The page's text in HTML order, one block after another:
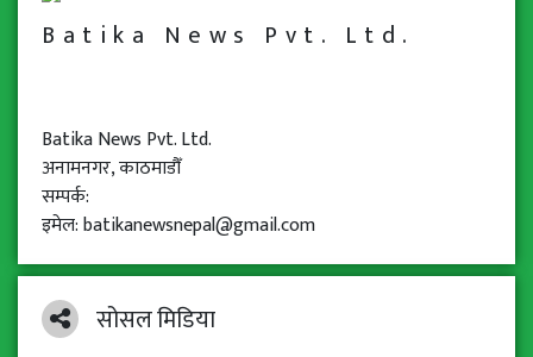
Batika News Pvt. Ltd.
Batika News Pvt. Ltd.
अनामनगर, काठमाडौँ
सम्पर्क:
इमेल: batikanewsnepal@gmail.com
सोसल मिडिया